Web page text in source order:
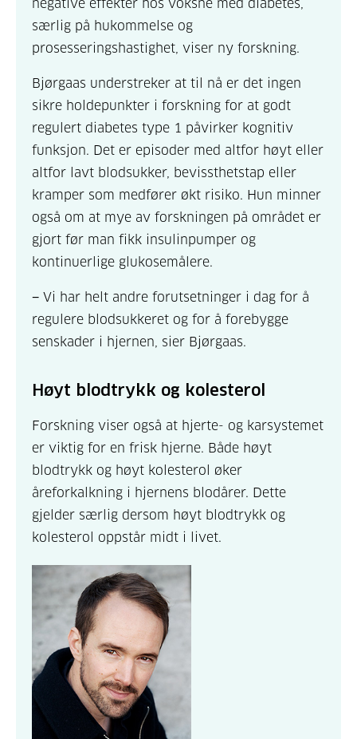
negative effekter hos voksne med diabetes,
særlig på hukommelse og
prosesseringshastighet, viser ny forskning.
Bjørgaas understreker at til nå er det ingen
sikre holdepunkter i forskning for at godt
regulert diabetes type 1 påvirker kognitiv
funksjon. Det er episoder med altfor høyt eller
altfor lavt blodsukker, bevissthetstap eller
kramper som medfører økt risiko. Hun minner
også om at mye av forskningen på området er
gjort før man fikk insulinpumper og
kontinuerlige glukosemålere.
− Vi har helt andre forutsetninger i dag for å
regulere blodsukkeret og for å forebygge
senskader i hjernen, sier Bjørgaas.
Høyt blodtrykk og kolesterol
Forskning viser også at hjerte- og karsystemet
er viktig for en frisk hjerne. Både høyt
blodtrykk og høyt kolesterol øker
åreforkalkning i hjernens blodårer. Dette
gjelder særlig dersom høyt blodtrykk og
kolesterol oppstår midt i livet.